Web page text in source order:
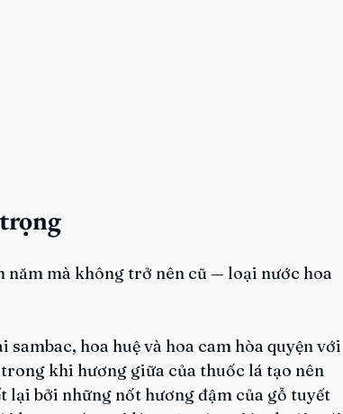
năm mà không trở nên cũ — loại nước hoa
hoa huệ và hoa cam hòa quyện với
khi hương giữa của thuốc lá tạo nên
bởi những nốt hương đậm của gỗ tuyết